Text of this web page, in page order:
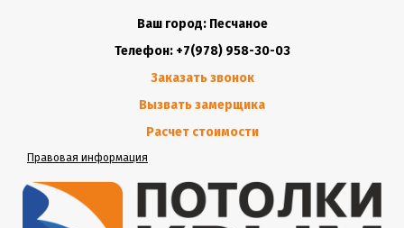
Ваш город: Песчаное
Телефон: +7(978) 958-30-03
Заказать звонок
Вызвать замерщика
Расчет стоимости
Правовая информация